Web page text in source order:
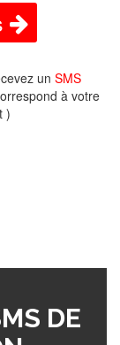
un SMS
à votre
)
DE